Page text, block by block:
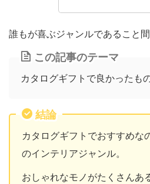
誰もが喜ぶジャンルであること間
この記事のテーマ
カタログギフトで良かったも
結論
カタログギフトでおすすめな
のインテリアジャンル。
おしゃれなモノがたくさんあ